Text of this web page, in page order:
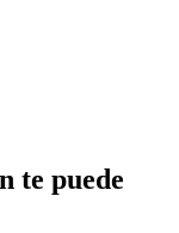
te puede